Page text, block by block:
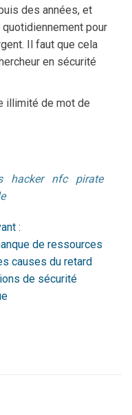
des années, et
pour
Il faut que cela
en sécurité
illimité de mot de
hacker nfc
pirate
:
de ressources
causes du retard
de sécurité